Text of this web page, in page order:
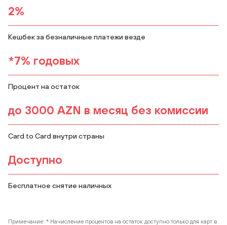
2%
Кешбек за безналичные платежи везде
*7% годовых
Процент на остаток
до 3000 AZN в месяц без комиссии
Card to Card внутри страны
Доступно
Бесплатное снятие наличных
Примечание: * Начисление процентов на остаток доступно только для карт в